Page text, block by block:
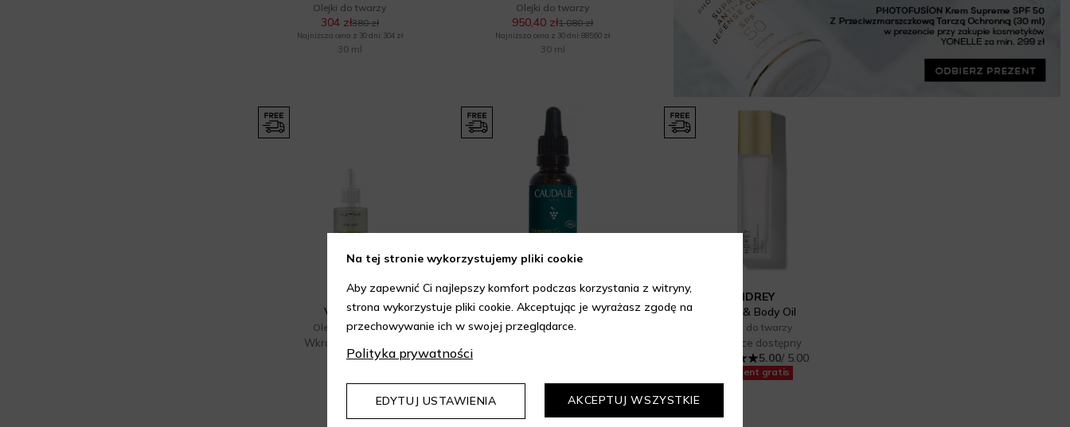
Olejki do twarzy
304 zł380 zł
Najniższa cena z 30 dni: 304 zł
30 ml
Olejki do twarzy
950,40 zł1 080 zł
Najniższa cena z 30 dni: 885,60 zł
30 ml
ALKMIE
Vital Shot
Olejki do twarzy
Wkrótce dostępny
CAUDALIE
Overnight Detox Oil
Olejki do twarzy
Prezent gratis
HDREY
Face & Body Oil
Olejki do twarzy
Wkrótce dostępny
5.00/ 5.00
Na tej stronie wykorzystujemy pliki cookie
Aby zapewnić Ci najlepszy komfort podczas korzystania z witryny,
strona wykorzystuje pliki cookie. Akceptując je wyrażasz zgodę na
przechowywanie ich w swojej przeglądarce.
Polityka prywatności
EDYTUJ USTAWIENIA AKCEPTUJ WSZYSTKIE